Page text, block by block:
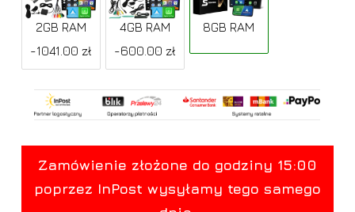
2GB RAM
-1041.00 zł
4GB RAM
-600.00 zł
8GB RAM